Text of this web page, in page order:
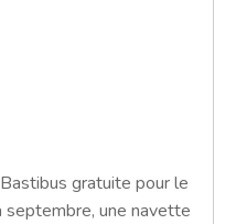
gratuite pour le
septembre, une navette